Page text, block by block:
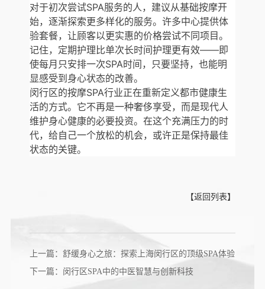
对于初次尝试SPA服务的人，建议从基础按摩开
始，逐渐探索更多样化的服务。许多中心提供体
验套餐，让顾客以更实惠的价格尝试不同项目。
记住，定期护理比单次长时间护理更有效——即
使每月只安排一次SPA时间，只要坚持，也能明
显感受到身心状态的改善。
闵行区的按摩SPA行业正在重新定义都市健康生
活的方式。它不再是一种奢侈享受，而是现代人
维护身心健康的必要投资。在这个充满压力的时
代，给自己一个放松的机会，或许正是保持最佳
状态的关键。
【返回列表】
上一篇：舒缓身心之旅：探索上海闵行区的顶级SPA体验
下一篇：闵行区SPA中的中医智慧与创新科技